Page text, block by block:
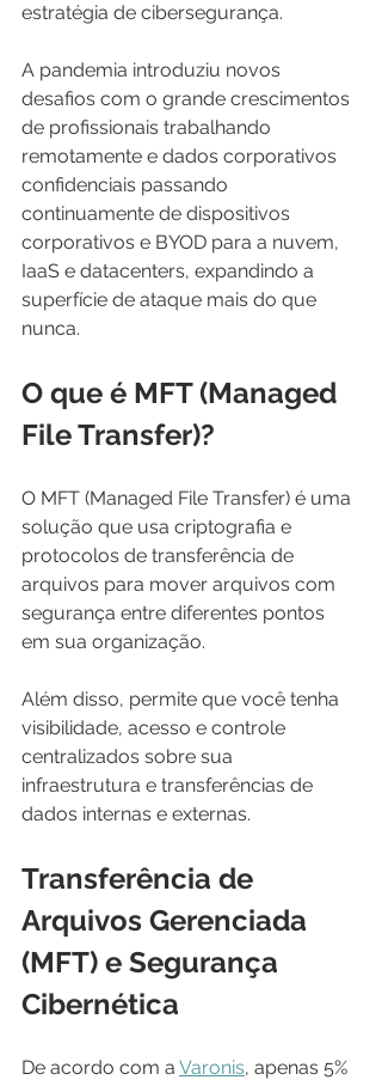
estratégia de cibersegurança.
A pandemia introduziu novos
desafios com o grande crescimentos
de profissionais trabalhando
remotamente e dados corporativos
confidenciais passando
continuamente de dispositivos
corporativos e BYOD para a nuvem,
IaaS e datacenters, expandindo a
superfície de ataque mais do que
nunca.
O que é MFT (Managed
File Transfer)?
O MFT (Managed File Transfer) é uma
solução que usa criptografia e
protocolos de transferência de
arquivos para mover arquivos com
segurança entre diferentes pontos
em sua organização.
Além disso, permite que você tenha
visibilidade, acesso e controle
centralizados sobre sua
infraestrutura e transferências de
dados internas e externas.
Transferência de
Arquivos Gerenciada
(MFT) e Segurança
Cibernética
De acordo com a Varonis, apenas 5%